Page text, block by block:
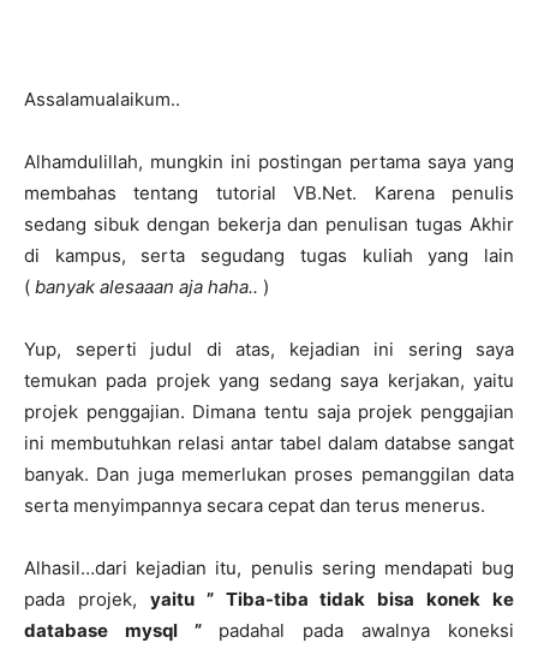
Assalamualaikum..
Alhamdulillah, mungkin ini postingan pertama saya yang
membahas tentang tutorial VB.Net. Karena penulis
sedang sibuk dengan bekerja dan penulisan tugas Akhir
di kampus, serta segudang tugas kuliah yang lain
( banyak alesaaan aja haha.. )
Yup, seperti judul di atas, kejadian ini sering saya
temukan pada projek yang sedang saya kerjakan, yaitu
projek penggajian. Dimana tentu saja projek penggajian
ini membutuhkan relasi antar tabel dalam databse sangat
banyak. Dan juga memerlukan proses pemanggilan data
serta menyimpannya secara cepat dan terus menerus.
Alhasil…dari kejadian itu, penulis sering mendapati bug
pada projek, yaitu ” Tiba-tiba tidak bisa konek ke
database mysql ” padahal pada awalnya koneksi